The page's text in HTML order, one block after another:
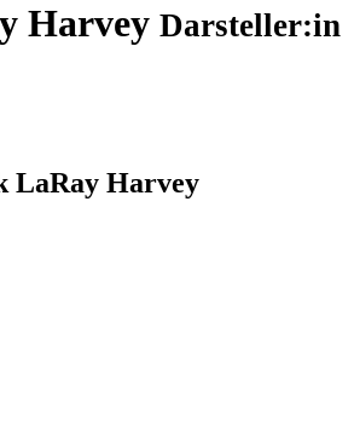
Harvey Darsteller:in
LaRay Harvey